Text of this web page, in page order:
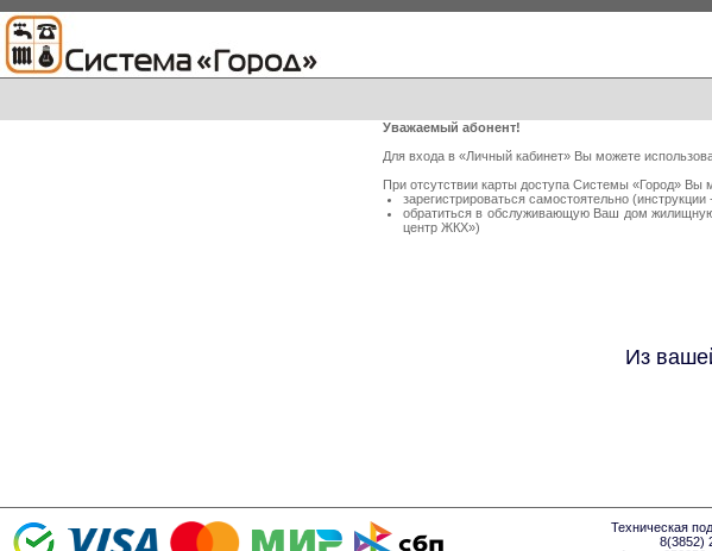
Уважаемый абонент!
Для входа в «Личный кабинет» Вы можете
При отсутствии карты доступа Системы «Город» Вы
зарегистрироваться самостоятельно (инструкции -
обратиться в обслуживающую Ваш дом
центр ЖКХ»)
Из
Техническая
8(3852)